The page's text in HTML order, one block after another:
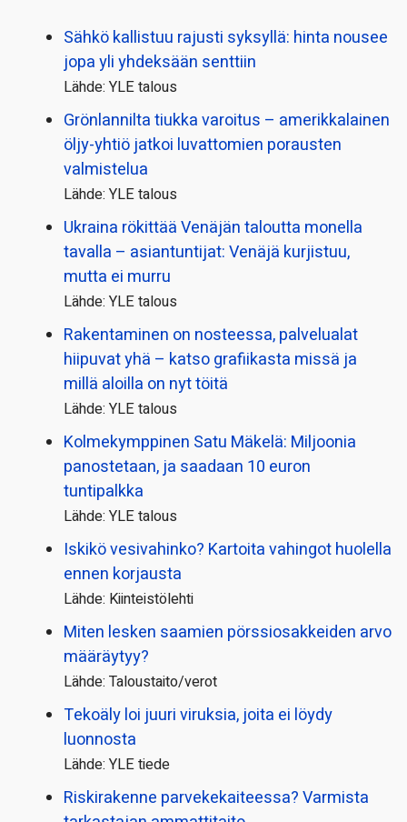
Sähkö kallistuu rajusti syksyllä: hinta nousee
jopa yli yhdeksään senttiin
Lähde: YLE talous
Grönlannilta tiukka varoitus – amerikkalainen
öljy-yhtiö jatkoi luvattomien porausten
valmistelua
Lähde: YLE talous
Ukraina rökittää Venäjän taloutta monella
tavalla – asiantuntijat: Venäjä kurjistuu,
mutta ei murru
Lähde: YLE talous
Rakentaminen on nosteessa, palvelualat
hiipuvat yhä – katso grafiikasta missä ja
millä aloilla on nyt töitä
Lähde: YLE talous
Kolmekymppinen Satu Mäkelä: Miljoonia
panostetaan, ja saadaan 10 euron
tuntipalkka
Lähde: YLE talous
Iskikö vesivahinko? Kartoita vahingot huolella
ennen korjausta
Lähde: Kiinteistölehti
Miten lesken saamien pörssi­osakkeiden arvo
määräytyy?
Lähde: Taloustaito/verot
Tekoäly loi juuri viruksia, joita ei löydy
luonnosta
Lähde: YLE tiede
Riskirakenne parvekekaiteessa? Varmista